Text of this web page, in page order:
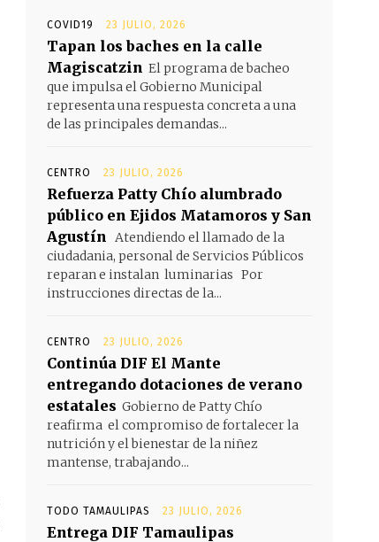
COVID19 23 JULIO, 2026
Tapan los baches en la calle
Magiscatzin El programa de bacheo
que impulsa el Gobierno Municipal
representa una respuesta concreta a una
de las principales demandas...
CENTRO 23 JULIO, 2026
Refuerza Patty Chío alumbrado
público en Ejidos Matamoros y San
Agustín Atendiendo el llamado de la
ciudadania, personal de Servicios Públicos
reparan e instalan luminarias Por
instrucciones directas de la...
CENTRO 23 JULIO, 2026
Continúa DIF El Mante
entregando dotaciones de verano
estatales Gobierno de Patty Chío
reafirma el compromiso de fortalecer la
nutrición y el bienestar de la niñez
mantense, trabajando...
TODO TAMAULIPAS 23 JULIO, 2026
Entrega DIF Tamaulipas